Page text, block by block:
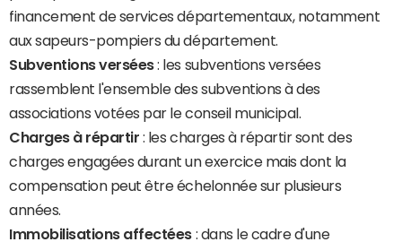
financement de services départementaux, notamment
aux sapeurs-pompiers du département.
Subventions versées: les subventions versées
rassemblent l'ensemble des subventions à des
associations votées par le conseil municipal.
Charges à répartir : les charges à répartir sont des
charges engagées durant un exercice mais dont la
compensation peut être échelonnée sur plusieurs
années.
Immobilisations affectées : dans le cadre d'une